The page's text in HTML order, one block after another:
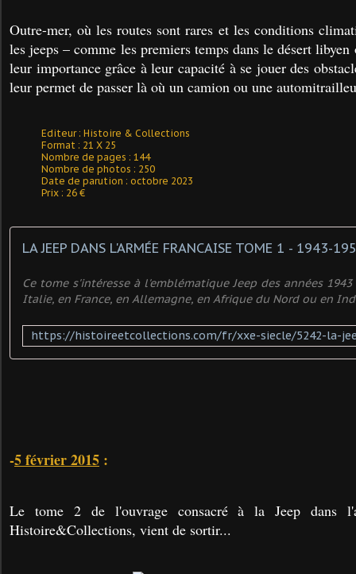
Outre-mer, où les routes sont rares et les conditions
les jeeps – comme les premiers temps dans le désert
leur importance grâce à leur capacité à se jouer des
leur permet de passer là où un camion ou une
Editeur : Histoire & Collections
Format : 21 X 25
Nombre de pages : 144
Nombre de photos : 250
Date de parution : octobre 2023
Prix : 26 €
LA JEEP DANS L'ARMÉE FRANCAISE TOME 1 - 1943-
Ce tome s'intéresse à l'emblématique Jeep des années
Italie, en France, en Allemagne, en Afrique du Nord ou en
-5 février 2015 :
Le tome 2 de l'ouvrage consacré à la Jeep dans
Histoire&Collections, vient de sortir...